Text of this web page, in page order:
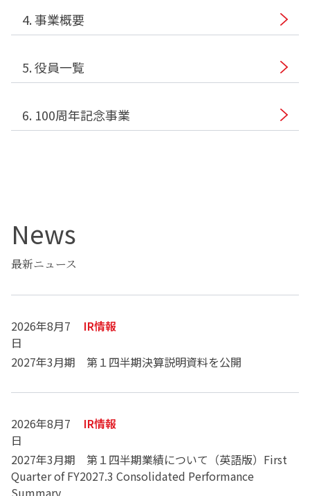
4. 事業概要
5. 役員一覧
6. 100周年記念事業
News
最新ニュース
2026年8月7
日
IR情報
2027年3月期 第１四半期決算説明資料を公開
2026年8月7
日
IR情報
2027年3月期 第１四半期業績について（英語版）First
Quarter of FY2027.3 Consolidated Performance